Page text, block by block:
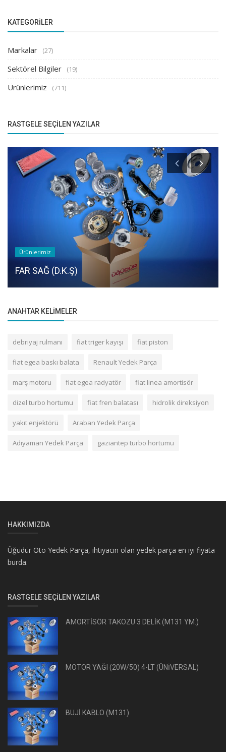
KATEGORILER
Markalar (27)
Sektörel Bilgiler (19)
Ürünlerimiz (711)
RASTGELE SEÇILEN YAZILAR
Ürünlerimiz
FAR SAĞ (D.K.Ş)
ANAHTAR KELIMELER
debriyaj rulmanı fiat triger kayışı fiat piston
fiat egea baskı balata Renault Yedek Parça
marş motoru fiat egea radyatör fiat linea amortisör
dizel turbo hortumu fiat fren balatası hidrolik direksiyon
yakıt enjektörü Araban Yedek Parça
Adıyaman Yedek Parça gaziantep turbo hortumu
HAKKIMIZDA
Üğüdür Oto Yedek Parça, ihtiyacın olan yedek parça en iyi fiyata
burda.
RASTGELE SEÇILEN YAZILAR
AMORTİSÖR TAKOZU 3 DELİK (M131 YM.)
MOTOR YAĞI (20W/50) 4-LT (ÜNİVERSAL)
BUJİ KABLO (M131)